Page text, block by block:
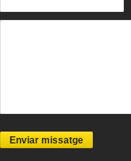
Enviar missatge